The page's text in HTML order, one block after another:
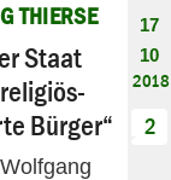
THIERSE
Staat
Bürger“
17
10
2018
2